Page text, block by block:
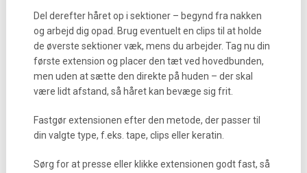
Del derefter håret op i sektioner – begynd fra nakken
og arbejd dig opad. Brug eventuelt en clips til at holde
de øverste sektioner væk, mens du arbejder. Tag nu din
første extension og placer den tæt ved hovedbunden,
men uden at sætte den direkte på huden – der skal
være lidt afstand, så håret kan bevæge sig frit.
Fastgør extensionen efter den metode, der passer til
din valgte type, f.eks. tape, clips eller keratin.
Sørg for at presse eller klikke extensionen godt fast, så